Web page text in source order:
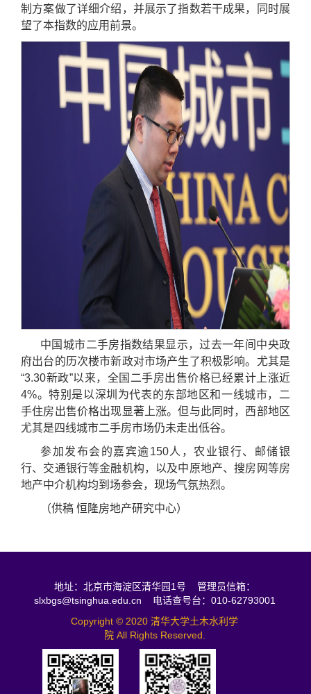
制方案做了详细介绍，并展示了指数若干成果，同时展
望了本指数的应用前景。
中国城市二手房指数结果显示，过去一年间中央政
府出台的历次楼市新政对市场产生了积极影响。尤其是
“3.30新政”以来，全国二手房出售价格已经累计上涨近
4%。特别是以深圳为代表的东部地区和一线城市，二
手住房出售价格出现显著上涨。但与此同时，西部地区
尤其是四线城市二手房市场仍未走出低谷。
参加发布会的嘉宾逾150人，农业银行、邮储银
行、交通银行等金融机构，以及中原地产、搜房网等房
地产中介机构均到场参会，现场气氛热烈。
（供稿 恒隆房地产研究中心）
地址：北京市海淀区清华园1号 管理员信箱：
slxbgs@tsinghua.edu.cn 电话查号台：010-62793001
Copyright © 2020 清华大学土木水利学
院 All Rights Reserved.